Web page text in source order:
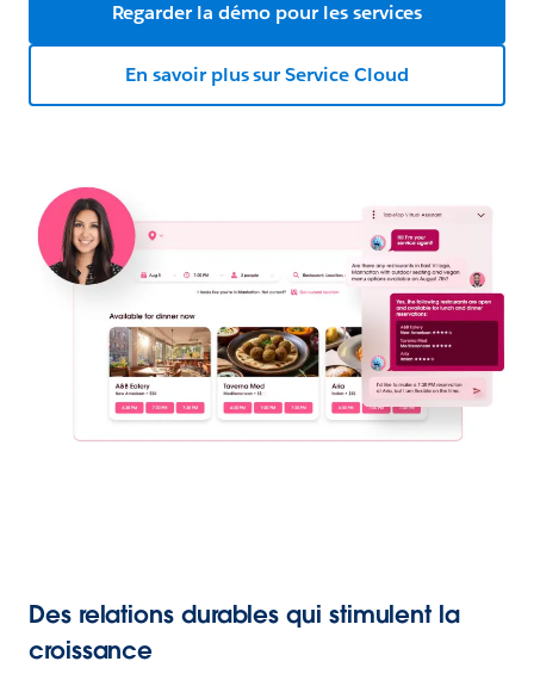
Regarder la démo pour les services
En savoir plus sur Service Cloud
Des relations durables qui stimulent la
croissance